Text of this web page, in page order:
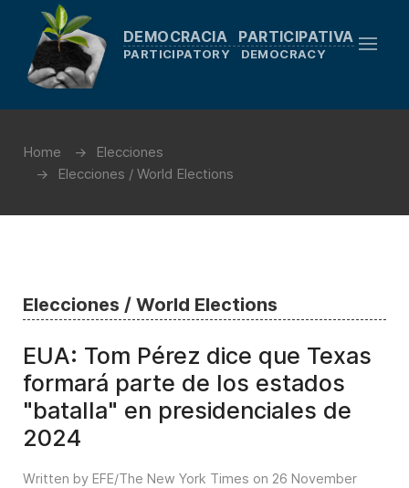
DEMOCRACIA PARTICIPATIVA
PARTICIPATORY DEMOCRACY
Home
Elecciones
Elecciones / World Elections
Elecciones / World Elections
EUA: Tom Pérez dice que Texas
formará parte de los estados
"batalla" en presidenciales de
2024
Written by EFE/The New York Times on 26 November